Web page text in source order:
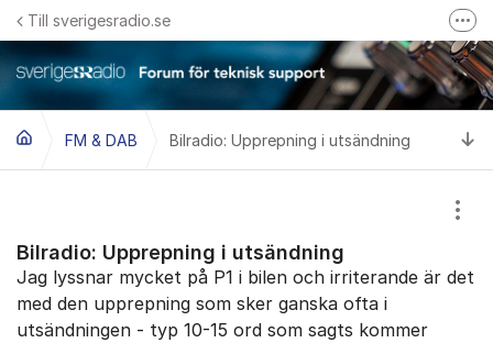
Hoppa till innehåll
Till sverigesradio.se
Frågor & svar om Sveriges Radio
Felanmäl problem med radiomottagning hos Teracom
FM & DAB Bilradio: Upprepning i utsändning
Bilradio: Upprepning i utsändning
Jag lyssnar mycket på P1 i bilen och irriterande är det
med den upprepning som sker ganska ofta i
utsändningen - typ 10-15 ord som sagts kommer